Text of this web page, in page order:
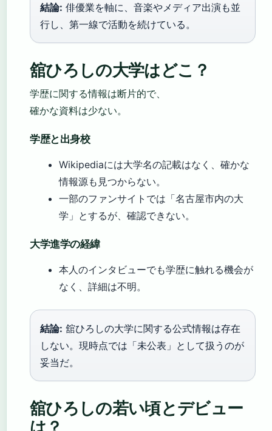
結論: 俳優業を軸に、音楽やメディア出演も並
行し、第一線で活動を続けている。
舘ひろしの大学はどこ？
学歴に関する情報は断片的で、
確かな資料は少ない。
学歴と出身校
Wikipediaには大学名の記載はなく、確かな
情報源も見つからない。
一部のファンサイトでは「名古屋市内の大
学」とするが、確認できない。
大学進学の経緯
本人のインタビューでも学歴に触れる機会が
なく、詳細は不明。
結論: 舘ひろしの大学に関する公式情報は存在
しない。現時点では「未公表」として扱うのが
妥当だ。
舘ひろしの若い頃とデビュー